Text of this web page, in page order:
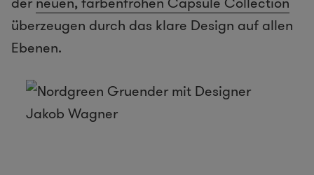
überzeugen durch das klare Design auf allen
Ebenen.